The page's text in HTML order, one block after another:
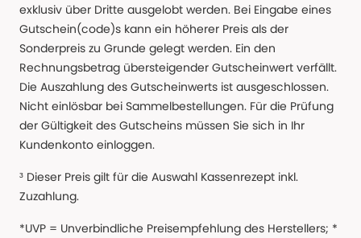
exklusiv über Dritte ausgelobt werden. Bei Eingabe eines
Gutschein(code)s kann ein höherer Preis als der
Sonderpreis zu Grunde gelegt werden. Ein den
Rechnungsbetrag übersteigender Gutscheinwert verfällt.
Die Auszahlung des Gutscheinwerts ist ausgeschlossen.
Nicht einlösbar bei Sammelbestellungen. Für die Prüfung
der Gültigkeit des Gutscheins müssen Sie sich in Ihr
Kundenkonto einloggen.
³ Dieser Preis gilt für die Auswahl Kassenrezept inkl.
Zuzahlung.
*UVP = Unverbindliche Preisempfehlung des Herstellers; *